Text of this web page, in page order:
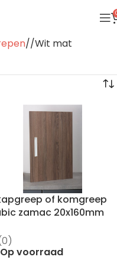
/ Wit mat
of komgreep
zamac 20x160mm
Op voorraad